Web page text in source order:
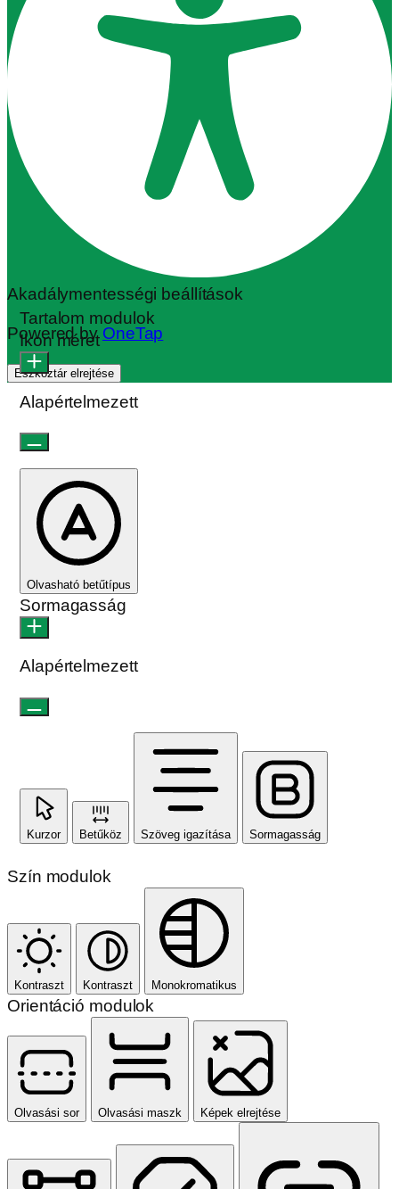
Akadálymentességi beállítások
Powered byOneTap
Eszköztár elrejtése
Tartalom modulok
Ikon méret
Alapértelmezett
Olvasható betűtípus
Sormagasság
Alapértelmezett
Kurzor Betűköz Szöveg igazítása Sormagasság
Szín modulok
Kontraszt Kontraszt Monokromatikus
Orientáció modulok
Olvasási sor Olvasási maszk Képek elrejtése